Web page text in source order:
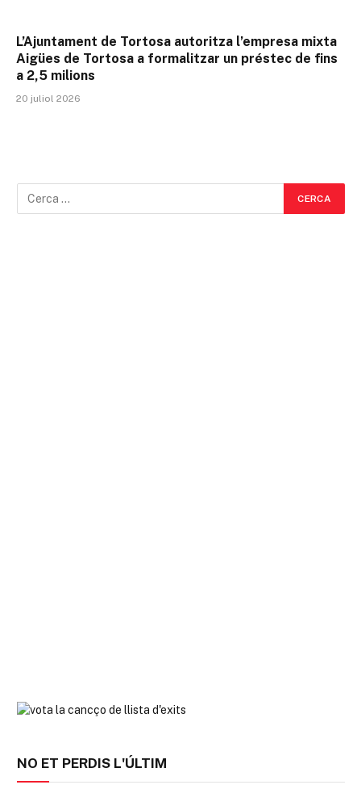
L’Ajuntament de Tortosa autoritza l’empresa mixta
Aigües de Tortosa a formalitzar un préstec de fins
a 2,5 milions
20 juliol 2026
NO ET PERDIS L'ÚLTIM